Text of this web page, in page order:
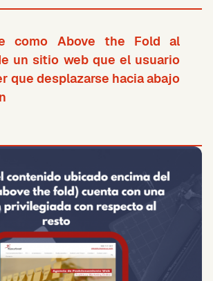
como Above the Fold al
un sitio web que el usuario
que desplazarse hacia abajo